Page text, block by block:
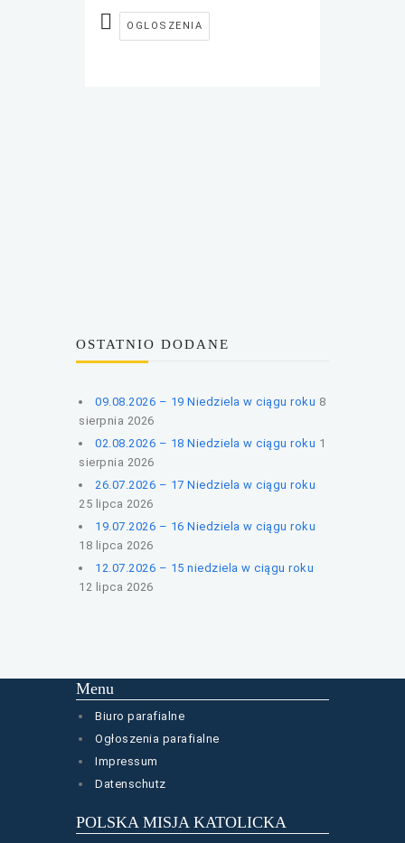
OGLOSZENIA
OSTATNIO DODANE
09.08.2026 – 19 Niedziela w ciągu roku 8
sierpnia 2026
02.08.2026 – 18 Niedziela w ciągu roku 1
sierpnia 2026
26.07.2026 – 17 Niedziela w ciągu roku
25 lipca 2026
19.07.2026 – 16 Niedziela w ciągu roku
18 lipca 2026
12.07.2026 – 15 niedziela w ciągu roku
12 lipca 2026
Menu
Biuro parafialne
Ogłoszenia parafialne
Impressum
Datenschutz
POLSKA MISJA KATOLICKA